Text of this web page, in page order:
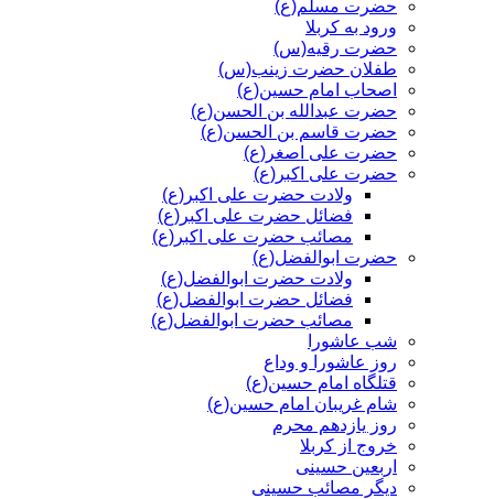
حضرت مسلم(ع)
ورود به کربلا
حضرت رقیه(س)
طفلان حضرت زینب(س)
اصحاب امام حسین(ع)
حضرت عبدالله بن الحسن(ع)
حضرت قاسم بن الحسن(ع)
حضرت علی اصغر(ع)
حضرت علی اکبر(ع)
ولادت حضرت علی اکبر(ع)
فضائل حضرت علی اکبر(ع)
مصائب حضرت علی اکبر(ع)
حضرت ابوالفضل(ع)
ولادت حضرت ابوالفضل(ع)
فضائل حضرت ابوالفضل(ع)
مصائب حضرت ابوالفضل(ع)
شب عاشورا
روز عاشورا و وداع
قتلگاه امام حسین(ع)
شام غریبان امام حسین(ع)
روز یازدهم محرم
خروج از کربلا
اربعین حسینی
دیگر مصائب حسینی